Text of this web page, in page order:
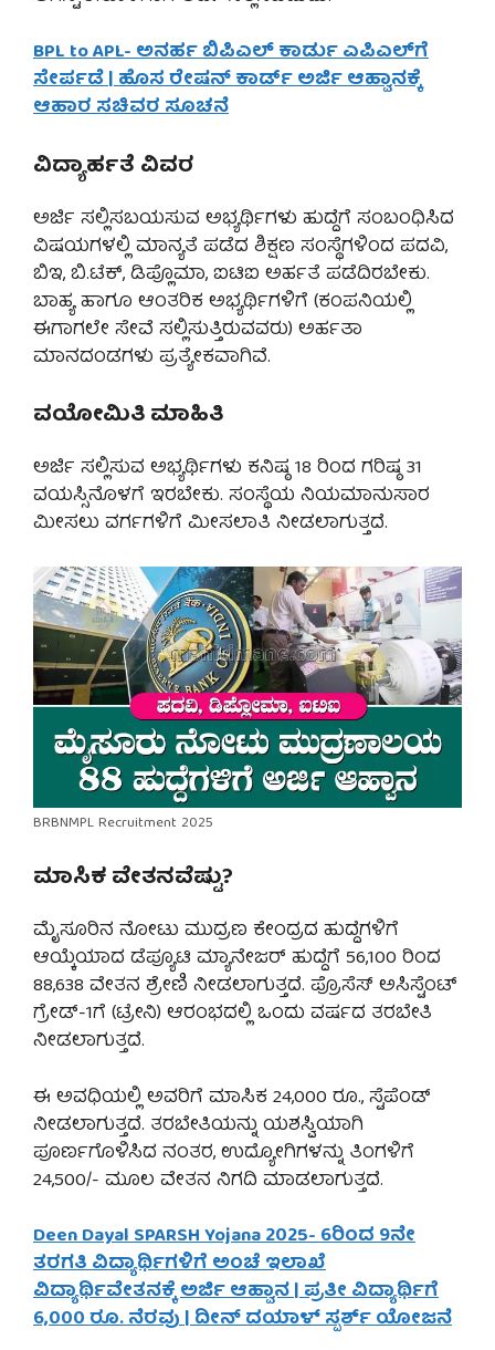
BPL to APL- ಅನರ್ಹ ಬಿಪಿಎಲ್ ಕಾರ್ಡು ಎಪಿಎಲ್‌ಗೆ
ಸೇರ್ಪಡೆ | ಹೊಸ ರೇಷನ್ ಕಾರ್ಡ್ ಅರ್ಜಿ ಆಹ್ವಾನಕ್ಕೆ
ಆಹಾರ ಸಚಿವರ ಸೂಚನೆ
ವಿದ್ಯಾರ್ಹತೆ ವಿವರ
ಅರ್ಜಿ ಸಲ್ಲಿಸಬಯಸುವ ಅಭ್ಯರ್ಥಿಗಳು ಹುದ್ದೆಗೆ ಸಂಬಂಧಿಸಿದ
ವಿಷಯಗಳಲ್ಲಿ ಮಾನ್ಯತೆ ಪಡೆದ ಶಿಕ್ಷಣ ಸಂಸ್ಥೆಗಳಿಂದ ಪದವಿ,
ಬಿಇ, ಬಿ.ಟೆಕ್, ಡಿಪ್ಲೊಮಾ, ಐಟಿಐ ಅರ್ಹತೆ ಪಡೆದಿರಬೇಕು.
ಬಾಹ್ಯ ಹಾಗೂ ಆಂತರಿಕ ಅಭ್ಯರ್ಥಿಗಳಿಗೆ (ಕಂಪನಿಯಲ್ಲಿ
ಈಗಾಗಲೇ ಸೇವೆ ಸಲ್ಲಿಸುತ್ತಿರುವವರು) ಅರ್ಹತಾ
ಮಾನದಂಡಗಳು ಪ್ರತ್ಯೇಕವಾಗಿವೆ.
ವಯೋಮಿತಿ ಮಾಹಿತಿ
ಅರ್ಜಿ ಸಲ್ಲಿಸುವ ಅಭ್ಯರ್ಥಿಗಳು ಕನಿಷ್ಠ 18 ರಿಂದ ಗರಿಷ್ಠ 31
ವಯಸ್ಸಿನೊಳಗೆ ಇರಬೇಕು. ಸಂಸ್ಥೆಯ ನಿಯಮಾನುಸಾರ
ಮೀಸಲು ವರ್ಗಗಳಿಗೆ ಮೀಸಲಾತಿ ನೀಡಲಾಗುತ್ತದೆ.
BRBNMPL Recruitment 2025
ಮಾಸಿಕ ವೇತನವೆಷ್ಟು?
ಮೈಸೂರಿನ ನೋಟು ಮುದ್ರಣ ಕೇಂದ್ರದ ಹುದ್ದೆಗಳಿಗೆ
ಆಯ್ಕೆಯಾದ ಡೆಪ್ಯೂಟಿ ಮ್ಯಾನೇಜರ್ ಹುದ್ದೆಗೆ 56,100 ರಿಂದ
88,638 ವೇತನ ಶ್ರೇಣಿ ನೀಡಲಾಗುತ್ತದೆ. ಪ್ರೊಸೆಸ್ ಅಸಿಸ್ಟೆಂಟ್
ಗ್ರೇಡ್-1ಗೆ (ಟ್ರೇನಿ) ಆರಂಭದಲ್ಲಿ ಒಂದು ವರ್ಷದ ತರಬೇತಿ
ನೀಡಲಾಗುತ್ತದೆ.
ಈ ಅವಧಿಯಲ್ಲಿ ಅವರಿಗೆ ಮಾಸಿಕ 24,000 ರೂ., ಸ್ಟೆಪೆಂಡ್
ನೀಡಲಾಗುತ್ತದೆ. ತರಬೇತಿಯನ್ನು ಯಶಸ್ವಿಯಾಗಿ
ಪೂರ್ಣಗೊಳಿಸಿದ ನಂತರ, ಉದ್ಯೋಗಿಗಳನ್ನು ತಿಂಗಳಿಗೆ
24,500/- ಮೂಲ ವೇತನ ನಿಗದಿ ಮಾಡಲಾಗುತ್ತದೆ.
Deen Dayal SPARSH Yojana 2025- 6ರಿಂದ 9ನೇ
ತರಗತಿ ವಿದ್ಯಾರ್ಥಿಗಳಿಗೆ ಅಂಚೆ ಇಲಾಖೆ
ವಿದ್ಯಾರ್ಥಿವೇತನಕ್ಕೆ ಅರ್ಜಿ ಆಹ್ವಾನ | ಪ್ರತೀ ವಿದ್ಯಾರ್ಥಿಗೆ
6,000 ರೂ. ನೆರವು | ದೀನ್ ದಯಾಳ್ ಸ್ಪರ್ಶ್ ಯೋಜನೆ